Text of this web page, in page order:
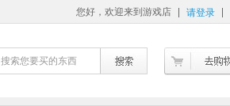
您好，欢迎来到游戏店 请登录
搜索您要买的东西